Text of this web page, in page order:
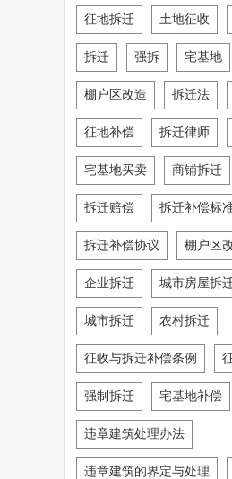
征地拆迁 土地征收
拆迁 强拆 宅基地
棚户区改造 拆迁法
征地补偿 拆迁律师
宅基地买卖 商铺拆迁
拆迁赔偿 拆迁补偿标
拆迁补偿协议 棚户区
企业拆迁 城市房屋拆
城市拆迁 农村拆迁
征收与拆迁补偿条例
强制拆迁 宅基地补偿
违章建筑处理办法
违章建筑的界定与处理